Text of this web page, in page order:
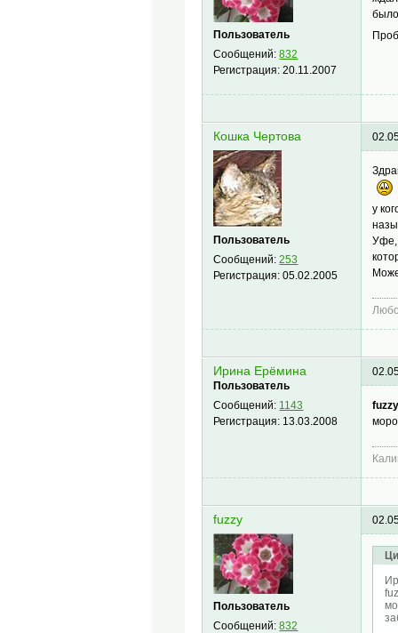
Пользователь
Сообщений:832
Регистрация:20.11.2007
Кошка Чертова
Пользователь
Сообщений:253
Регистрация:05.02.2005
у
Уфе,
Ирина Ерёмина
Пользователь
Сообщений: 1143
Регистрация: 13.03.2008
fuzzy
Пользователь
Сообщений:832